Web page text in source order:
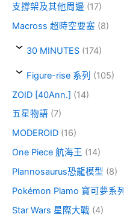
支撐架及其他周邊 (17)
Macross 超時空要塞 (8)
30 MINUTES (174)
Figure-rise 系列 (105)
ZOID [40Ann.] (14)
五星物語 (7)
MODEROID (16)
One Piece 航海王 (14)
Plannosaurus恐龍模型 (8)
Pokémon Plamo 寶可夢系列
Star Wars 星際大戰 (4)